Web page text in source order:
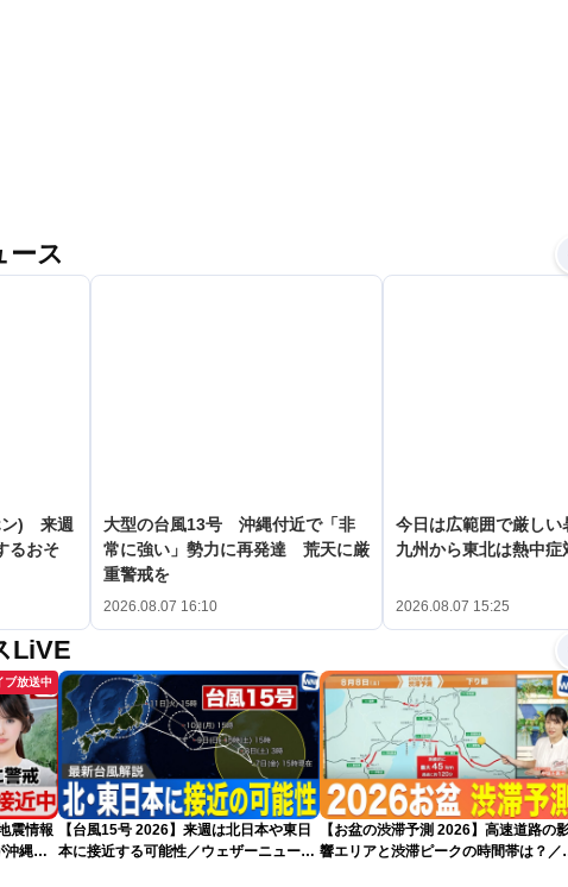
ース
ン) 来週
るおそ
大型の台風13号 沖縄付近で「非
常に強い」勢力に再発達 荒天に厳
重警戒を
2026.08.07 16:10
今日は広範囲で厳し
九州から東北は熱中症
2026.08.07 15:25
LiVE
ブ放送中
震情報
沖縄・
【台風15号 2026】来週は北日本や東日
本に接近する可能性／ウェザーニュース
【お盆の渋滞予測 2026】高速道路の
響エリアと渋滞ピークの時間帯は？／